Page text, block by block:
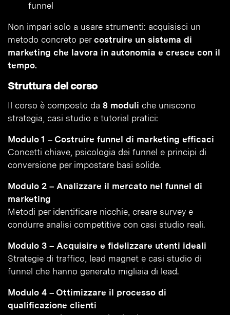
funnel
Non impari solo a usare strumenti: acquisisci un
metodo concreto per costruire un sistema di
marketing che lavora in autonomia e cresce con il
tempo.
Struttura del corso
Il corso è composto da 8 moduli che uniscono
strategia, casi studio e tutorial pratici:
Modulo 1 – Costruire funnel di marketing efficaci
Concetti chiave, psicologia dei funnel e principi di
conversione per impostare basi solide.
Modulo 2 – Analizzare il mercato nel funnel di
marketing
Metodi per identificare nicchie, creare survey e
condurre analisi competitive con casi studio reali.
Modulo 3 – Acquisire e fidelizzare utenti ideali
Strategie di traffico, lead magnet e casi studio di
funnel che hanno generato migliaia di lead.
Modulo 4 – Ottimizzare il processo di
qualificazione clienti